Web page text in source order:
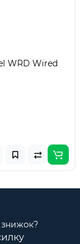
WRD Wired
знижок?